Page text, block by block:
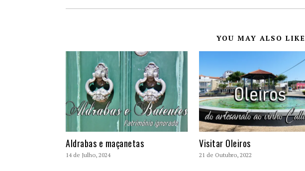
YOU MAY ALSO LIKE
Aldrabas e maçanetas
14 de Julho, 2024
Visitar Oleiros
21 de Outubro, 2022